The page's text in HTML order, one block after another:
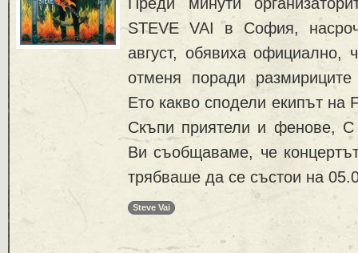
STEVE VAI в София,
август, обявиха официално,
отменя поради
Ето какво сподели екипът на
Скъпи приятели и фенове, С
Ви съобщаваме, че
трябваше да се състои на
Steve Vai